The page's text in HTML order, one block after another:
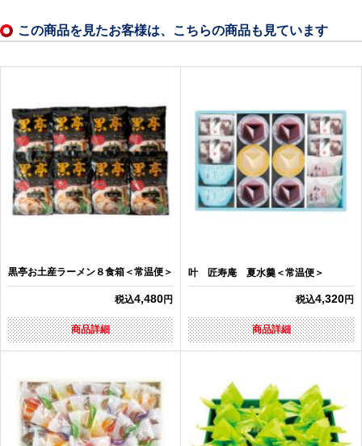
この商品を見たお客様は、こちらの商品も見ています
黒亭お土産ラーメン８食箱＜常温便＞
税込4,480円
商品詳細
叶 匠寿庵 夏水羹＜常温便＞
税込4,320円
商品詳細